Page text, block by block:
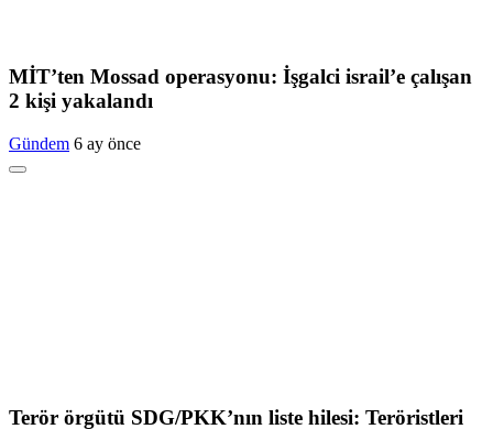
MİT’ten Mossad operasyonu: İşgalci israil’e çalışan
2 kişi yakalandı
Gündem 6 ay önce
Terör örgütü SDG/PKK’nın liste hilesi: Teröristleri